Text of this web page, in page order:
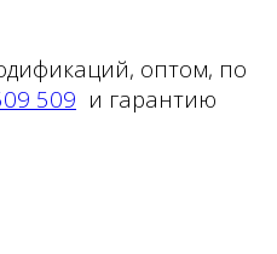
оптом, по
509 и гарантию